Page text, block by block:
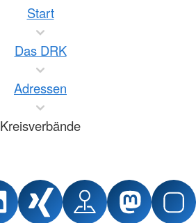
Start
Das DRK
Adressen
Kreisverbände